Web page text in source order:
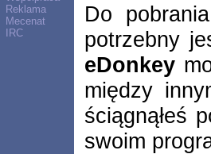
Reklama
Mecenat
IRC
Do
potrzebny
eDonkey
między
ściągnąłeś
swoim